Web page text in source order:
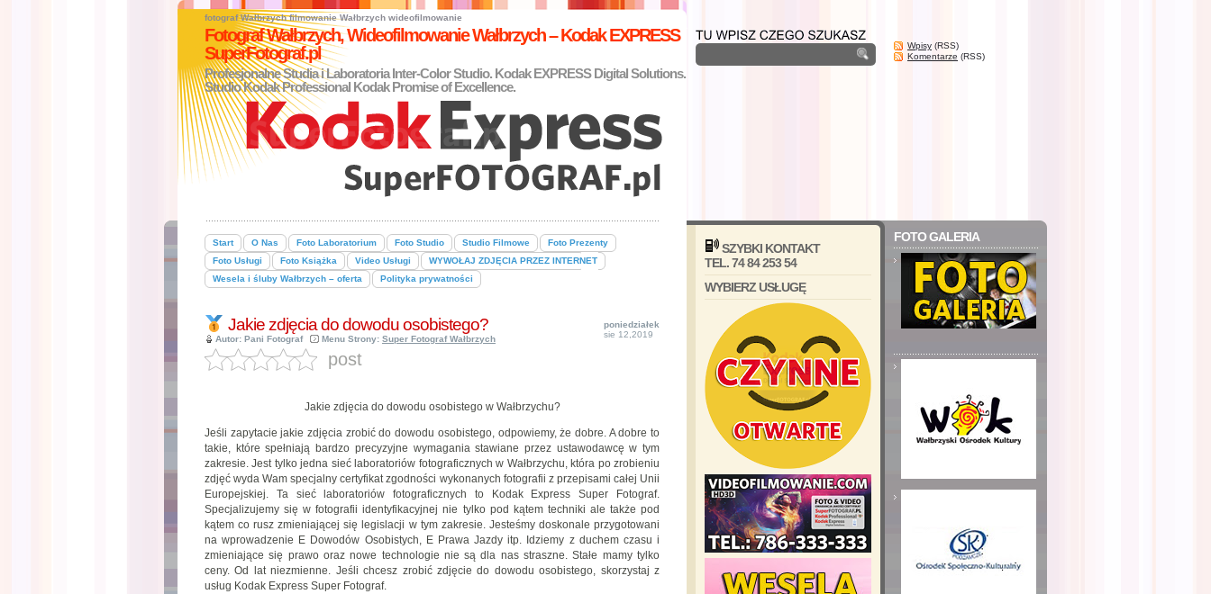
fotograf Wałbrzych filmowanie Wałbrzych wideofilmowanie
Fotograf Wałbrzych, Wideofilmowanie Wałbrzych – Kodak EXPRESS
SuperFotograf.pl
Profesjonalne Studia i Laboratoria Inter-Color Studio. Kodak EXPRESS Digital Solutions.
Studio Kodak Professional Kodak Promise of Excellence.
Wpisy (RSS)
Komentarze (RSS)
Start O Nas Foto Laboratorium Foto Studio Studio Filmowe
Foto Prezenty
Foto Usługi
Foto Książka Video Usługi
WYWOŁAJ ZDJĘCIA PRZEZ INTERNET
Wesela i śluby Wałbrzych – oferta
Polityka prywatności
Jakie zdjęcia do dowodu osobistego?
Autor: Pani Fotograf Menu Strony: Super Fotograf Wałbrzych
poniedziałek
sie 12,2019
post
Jakie zdjęcia do dowodu osobistego w Wałbrzychu?
Jeśli zapytacie jakie zdjęcia zrobić do dowodu osobistego, odpowiemy, że dobre. A dobre to
takie, które spełniają bardzo precyzyjne wymagania stawiane przez ustawodawcę w tym
zakresie. Jest tylko jedna sieć laboratoriów fotograficznych w Wałbrzychu, która po zrobieniu
zdjęć wyda Wam specjalny certyfikat zgodności wykonanych fotografii z przepisami całej Unii
Europejskiej. Ta sieć laboratoriów fotograficznych to Kodak Express Super Fotograf.
Specjalizujemy się w fotografii identyfikacyjnej nie tylko pod kątem techniki ale także pod
kątem co rusz zmieniającej się legislacji w tym zakresie. Jesteśmy doskonale przygotowani
na wprowadzenie E Dowodów Osobistych, E Prawa Jazdy itp. Idziemy z duchem czasu i
zmieniające się prawo oraz nowe technologie nie są dla nas straszne. Stałe mamy tylko
ceny. Od lat niezmienne. Jeśli chcesz zrobić zdjęcie do dowodu osobistego, skorzystaj z
usług Kodak Express Super Fotograf.
SZYBKI KONTAKT
TEL. 74 84 253 54
WYBIERZ USŁUGĘ
FOTO GALERIA